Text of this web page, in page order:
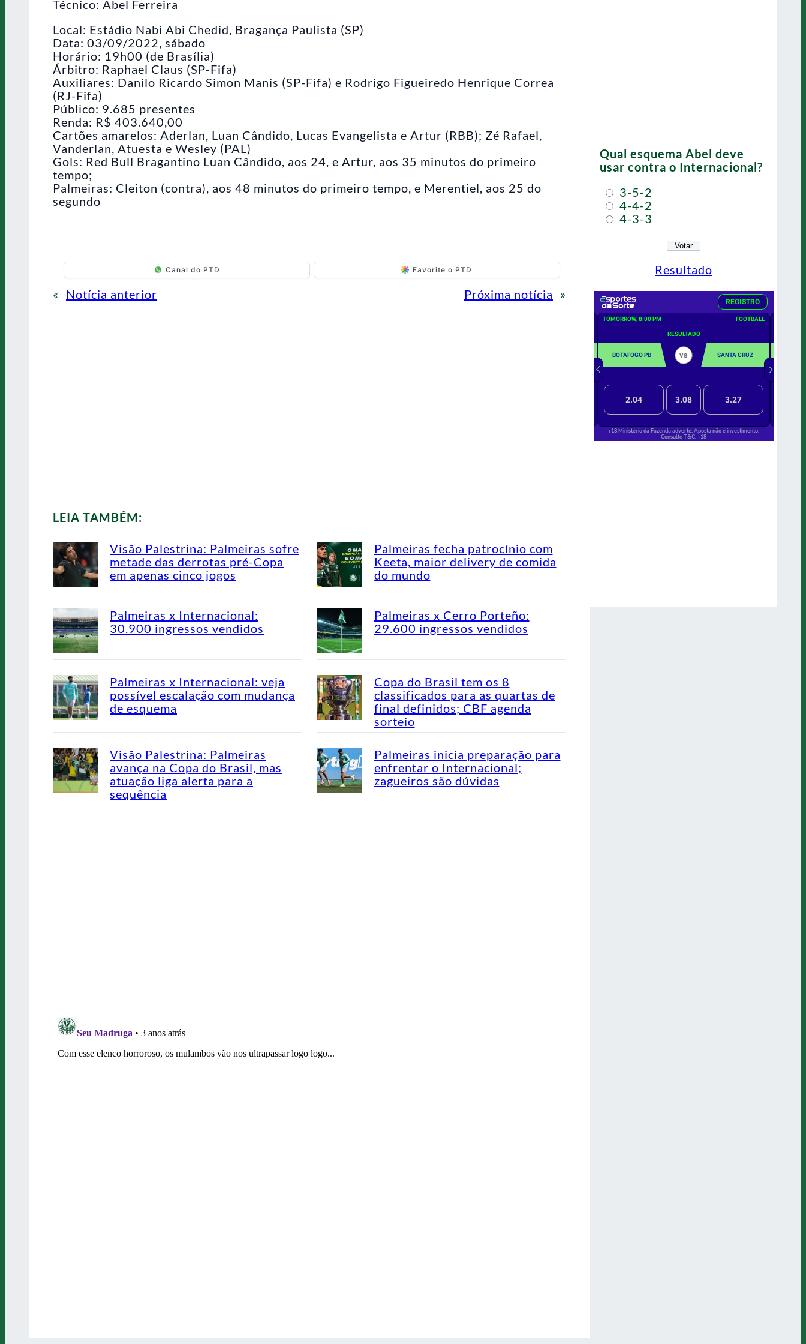
Técnico: Abel Ferreira
Local: Estádio Nabi Abi Chedid, Bragança Paulista (SP)
Data: 03/09/2022, sábado
Horário: 19h00 (de Brasília)
Árbitro: Raphael Claus (SP-Fifa)
Auxiliares: Danilo Ricardo Simon Manis (SP-Fifa) e Rodrigo Figueiredo Henrique Correa
(RJ-Fifa)
Público: 9.685 presentes
Renda: R$ 403.640,00
Cartões amarelos: Aderlan, Luan Cândido, Lucas Evangelista e Artur (RBB); Zé Rafael,
Vanderlan, Atuesta e Wesley (PAL)
Gols: Red Bull Bragantino Luan Cândido, aos 24, e Artur, aos 35 minutos do primeiro
tempo;
Palmeiras: Cleiton (contra), aos 48 minutos do primeiro tempo, e Merentiel, aos 25 do
segundo
Canal do PTD Favorite o PTD
« Notícia anterior Próxima notícia »
LEIA TAMBÉM:
Visão Palestrina: Palmeiras sofre
metade das derrotas pré-Copa
em apenas cinco jogos
Palmeiras fecha patrocínio com
Keeta, maior delivery de comida
do mundo
Palmeiras x Internacional:
30.900 ingressos vendidos
Palmeiras x Cerro Porteño:
29.600 ingressos vendidos
Palmeiras x Internacional: veja
possível escalação com mudança
de esquema
Copa do Brasil tem os 8
classificados para as quartas de
final definidos; CBF agenda
sorteio
Visão Palestrina: Palmeiras
avança na Copa do Brasil, mas
atuação liga alerta para a
sequência
Palmeiras inicia preparação para
enfrentar o Internacional;
zagueiros são dúvidas
Qual esquema Abel deve
usar contra o Internacional?
3-5-2
4-4-2
4-3-3
Resultado